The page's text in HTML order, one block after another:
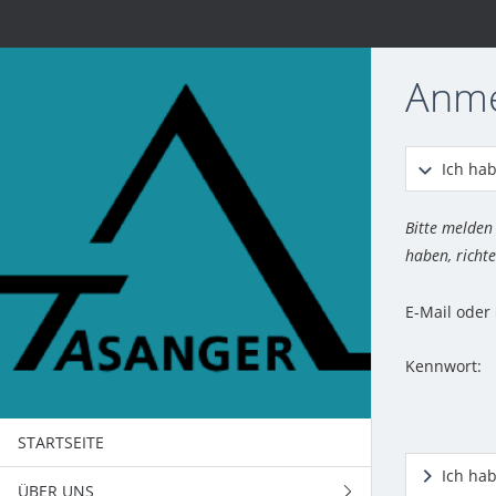
STARTSEITE
ÜBER UNS
Ich
Bitte
haben,
E-Mail
Kennwort:
Ich